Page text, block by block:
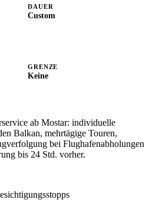
DAUER
Custom
GRENZE
Keine
ab Mostar: individuelle
Balkan, mehrtägige Touren,
bei Flughafenabholungen
bis 24 Std. vorher.